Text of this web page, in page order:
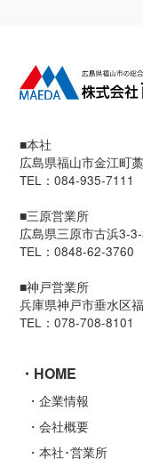
■本社
広島県福山市金江町
TEL：084-935-
■三原営業所
広島県三原市古浜3-
TEL：0848-62-
■神戸営業所
兵庫県神戸市垂水区
TEL：078-708-
HOME
企業情報
会社概要
本社･営業所